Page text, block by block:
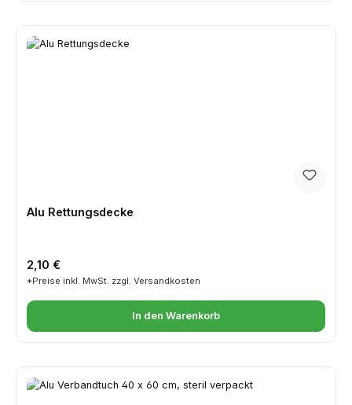
Alu Rettungsdecke
Regulärer Preis:
2,10 €
*Preise inkl. MwSt. zzgl. Versandkosten
In den Warenkorb